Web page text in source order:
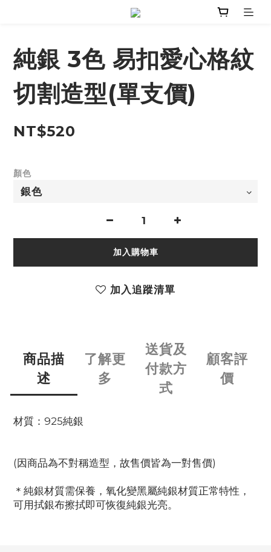
純銀 3色 易扣愛心格紋
切割造型(單支價)
NT$520
顏色
加入購物車
加入追蹤清單
商品描
述
了解更
多
送貨及
付款方
式
顧客評
價
材質：925純銀
(因商品為不對稱造型，故售價皆為一對售價)
＊純銀材質需保養，氧化變黑屬純銀材質正常特性，
可用拭銀布擦拭即可恢復純銀光亮。